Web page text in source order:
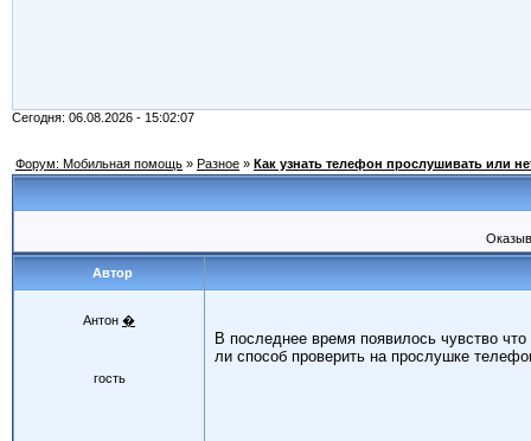
Сегодня: 06.08.2026 - 15:02:07
Форум: Мобильная помощь » Разное » Как узнать телефон прослушивать или
Автор
Антон �
гость
В последнее время появилось чувство
ли способ проверить на прослушке